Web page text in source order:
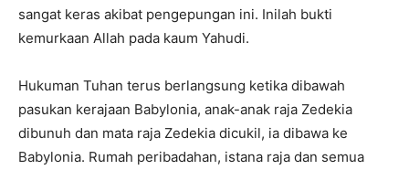
sangat keras akibat pengepungan ini. Inilah bukti
kemurkaan Allah pada kaum Yahudi.
Hukuman Tuhan terus berlangsung ketika dibawah
pasukan kerajaan Babylonia, anak-anak raja Zedekia
dibunuh dan mata raja Zedekia dicukil, ia dibawa ke
Babylonia. Rumah peribadahan, istana raja dan semua